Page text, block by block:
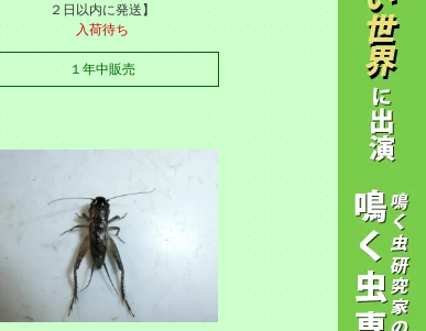
２日以内に発送】
入荷待ち
１年中販売